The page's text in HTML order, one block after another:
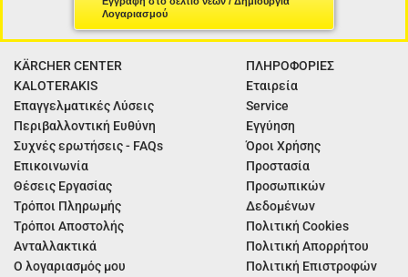
Λογαριασμού
KÄRCHER CENTER
KALOTERAKIS
Επαγγελματικές Λύσεις
Περιβαλλοντική Ευθύνη
Συχνές ερωτήσεις - FAQs
Επικοινωνία
Θέσεις Εργασίας
Τρόποι Πληρωμής
Τρόποι Αποστολής
Ανταλλακτικά
Ο λογαριασμός μου
ΠΛΗΡΟΦΟΡΙΕΣ
Εταιρεία
Service
Εγγύηση
Όροι Χρήσης
Προστασία
Προσωπικών
Δεδομένων
Πολιτική Cookies
Πολιτική Απορρήτου
Πολιτική Επιστροφών